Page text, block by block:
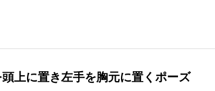
上に置き左手を胸元に置くポーズ